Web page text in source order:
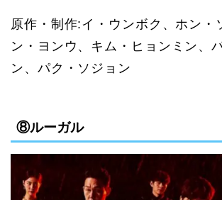
原作・制作: イ・ウンボク、ホン・
ン・ヨンウ、キム・ヒョンミン、
ン、パク・ソジョン
⑧ルーガル